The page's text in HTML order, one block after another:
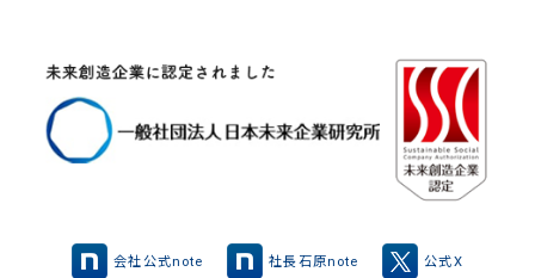
会社公式note 社長石原note 公式X